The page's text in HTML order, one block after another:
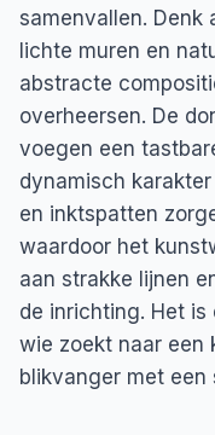
samenvallen. Denk
lichte muren en
abstracte
overheersen. De
voegen een
dynamisch
en inktspatten
waardoor het
aan strakke lijnen
de inrichting. Het
wie zoekt naar een
blikvanger met een